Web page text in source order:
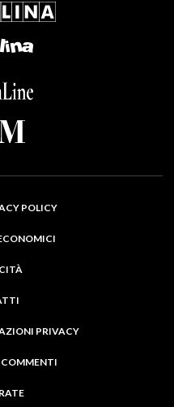
POLICY
PRIVACY